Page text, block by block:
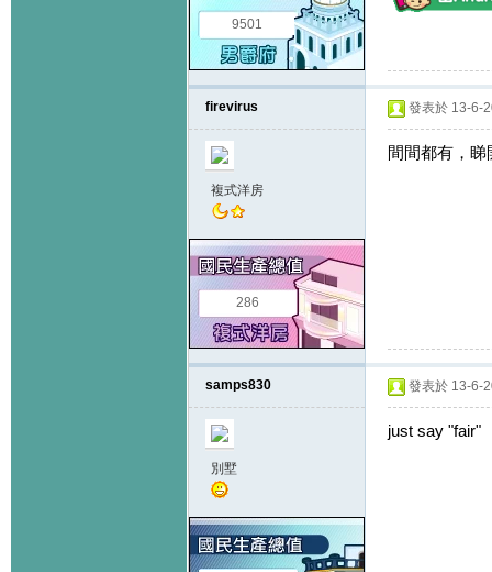
9501
firevirus
複式洋房
286
發表於 13-6-
間間都有，睇
samps830
別墅
發表於 13-6-
just say "fair"